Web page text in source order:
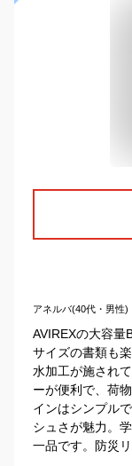
アネルバ(40代・男性)
AVIREXの大容量
サイズの書類も
水加工が施され
ーが便利で、荷
インはシンプル
シュさが魅力。
一品です。防災